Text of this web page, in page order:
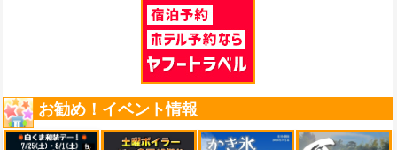
お勧め！イベント情報